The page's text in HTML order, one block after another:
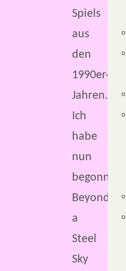
Spiels
aus
den
1990er-
Jahren.
Ich
habe
nun
begonnen,
Beyond
a
Steel
Sky